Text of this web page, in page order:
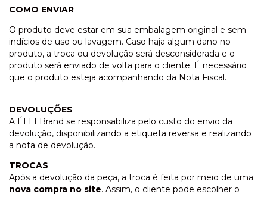
COMO ENVIAR
O produto deve estar em sua embalagem original e sem
indícios de uso ou lavagem. Caso haja algum dano no
produto, a troca ou devolução será desconsiderada e o
produto será enviado de volta para o cliente. É necessário
que o produto esteja acompanhando da Nota Fiscal.
DEVOLUÇÕES
A ÉLLI Brand se responsabiliza pelo custo do envio da
devolução, disponibilizando a etiqueta reversa e realizando
a nota de devolução.
TROCAS
Após a devolução da peça, a troca é feita por meio de uma
nova compra no site. Assim, o cliente pode escolher o